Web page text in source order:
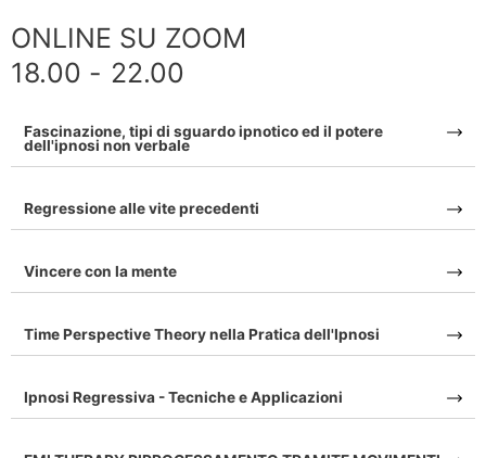
ONLINE SU ZOOM
18.00 - 22.00
Fascinazione, tipi di sguardo ipnotico ed il potere
dell'ipnosi non verbale
Regressione alle vite precedenti
Vincere con la mente
Time Perspective Theory nella Pratica dell'Ipnosi
Ipnosi Regressiva - Tecniche e Applicazioni